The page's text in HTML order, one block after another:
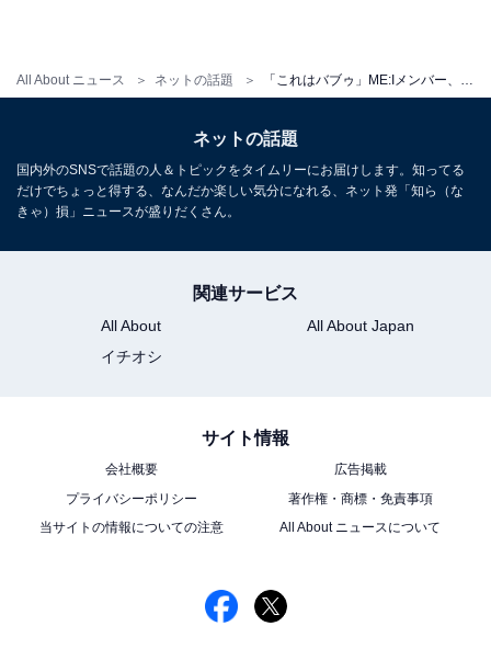
All About ニュース ネットの話題 「これはバブゥ」ME:Iメンバー、すっぴん公開に反響！ 「ほんと姉妹みたい」「オフ感もたまらん」
ネットの話題
国内外のSNSで話題の人＆トピックをタイムリーにお届けします。知ってる
だけでちょっと得する、なんだか楽しい気分になれる、ネット発「知ら（な
きゃ）損」ニュースが盛りだくさん。
関連サービス
All About
All About Japan
イチオシ
サイト情報
会社概要
広告掲載
プライバシーポリシー
著作権・商標・免責事項
当サイトの情報についての注意
All About ニュースについて